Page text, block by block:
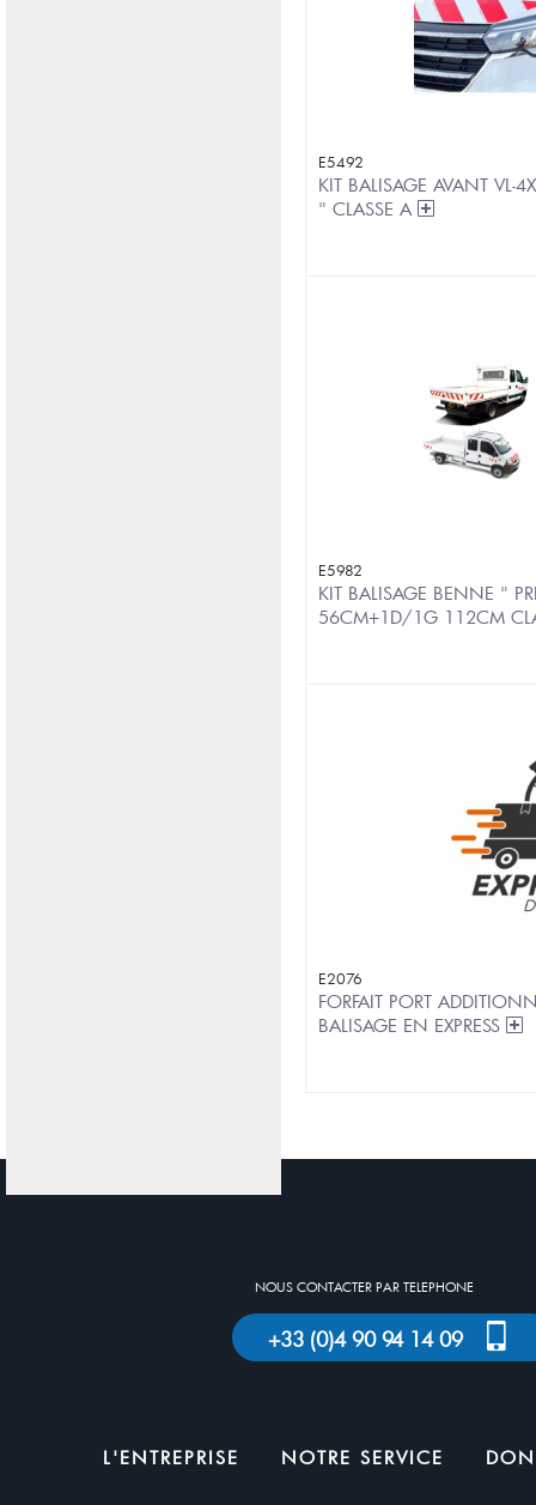
E5492
KIT BALISAGE AVANT VL-
" CLASSE A
E5982
KIT BALISAGE BENNE "
56CM+1D/1G 112CM
E2076
FORFAIT PORT
BALISAGE EN EXPRESS
NOUS CONTACTER PAR TELEPHONE
+33 (0)4 90 94 14 09
L'ENTREPRISE NOTRE SERVICE